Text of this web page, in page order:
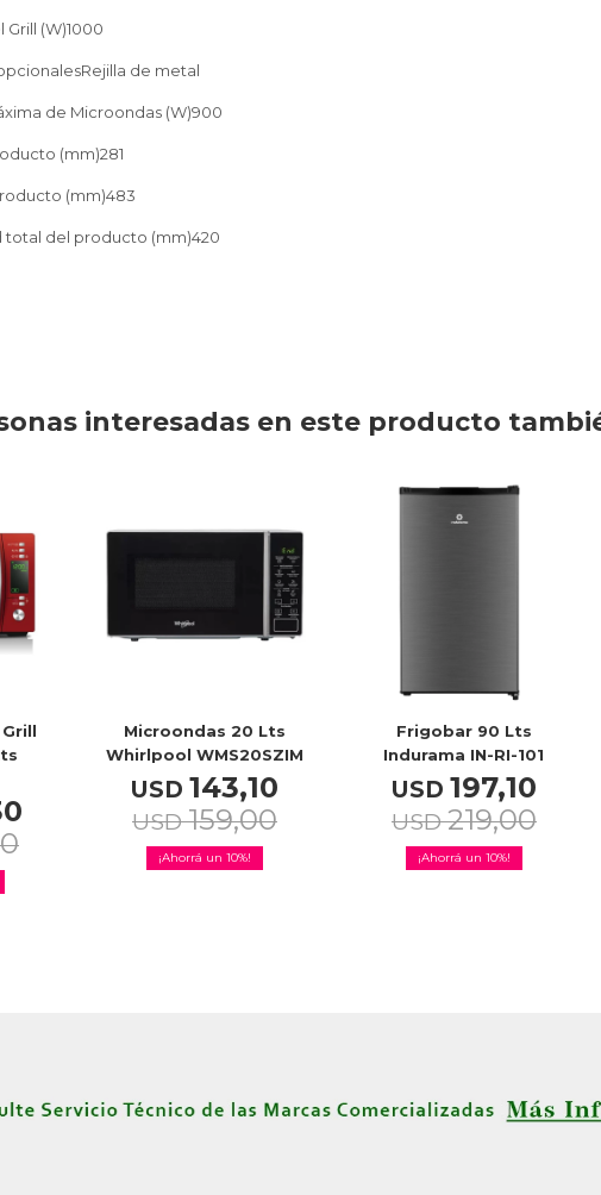
(W)1000
de metal
de Microondas (W)900
(mm)281
(mm)483
total del producto (mm)420
interesadas en este producto
Microondas 20 Lts
Whirlpool WMS20SZIM
USD 143,10
USD 159,00
10
Frigobar 90 Lts
Indurama IN-RI-101
USD 197,10
USD 219,00
10